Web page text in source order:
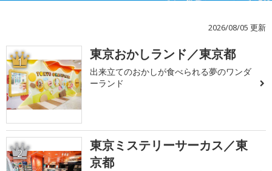
2026/08/05 更新
1 東京おかしランド／東京都
出来立てのおかしが食べられる夢のワンダ
ーランド
2
東京ミステリーサーカス／東
京都